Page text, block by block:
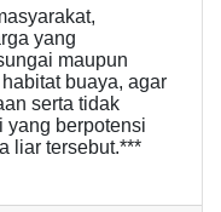
yang
maupun
buaya, agar
serta tidak
yang berpotensi
liar tersebut.***